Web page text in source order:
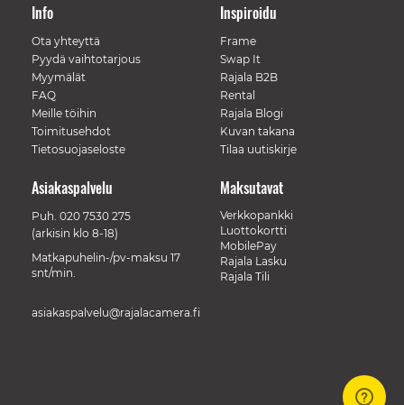
Info
Ota yhteyttä
Pyydä vaihtotarjous
Myymälät
FAQ
Meille töihin
Toimitusehdot
Tietosuojaseloste
Inspiroidu
Frame
Swap It
Rajala B2B
Rental
Rajala Blogi
Kuvan takana
Tilaa uutiskirje
Maksutavat
Verkkopankki
Luottokortti
MobilePay
Rajala Lasku
Rajala Tili
Asiakaspalvelu
Puh. 020 7530 275
(arkisin klo 8-18)
Matkapuhelin-/pv-maksu 17
snt/min.
asiakaspalvelu@rajalacamera.fi